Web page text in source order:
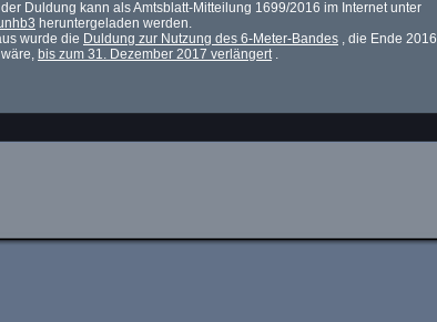
Duldung kann als Amtsblatt-Mitteilung 1699/2016 im Internet unter
heruntergeladen werden.
wurde die Duldung zur Nutzung des 6-Meter-Bandes , die Ende 2016
bis zum 31. Dezember 2017 verlängert .